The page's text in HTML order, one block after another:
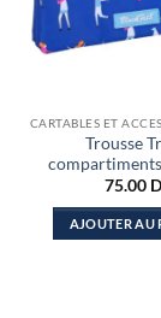
Trousse
75.00
AJOUTER AU